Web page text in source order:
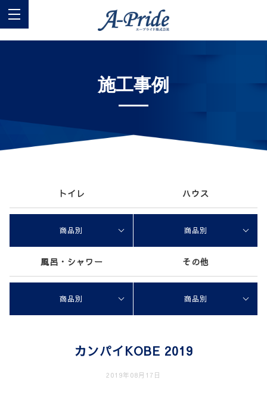
施工事例
トイレ ハウス
商品別 商品別
風呂・シャワー その他
商品別 商品別
カンパイKOBE 2019
2019年08月17日